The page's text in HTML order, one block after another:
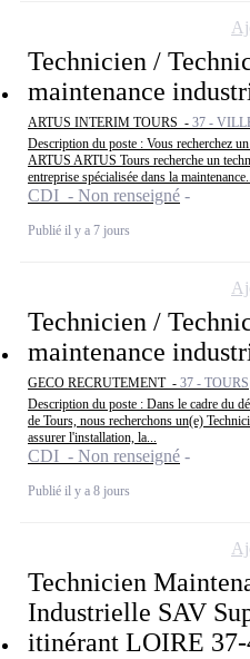
Technicien /
maintenance
ARTUS INTERIM TOURS - 37 -
Description du poste : Vous recherchez
ARTUS ARTUS Tours recherche un
entreprise spécialisée dans la
CDI - Non renseigné
Publié il y a 7 jours
Technicien /
maintenance
GECO RECRUTEMENT - 37 - TOURS
Description du poste : Dans le cadre du
de Tours, nous recherchons un(e)
assurer l'installation, la...
CDI - Non renseigné
Publié il y a 8 jours
Technicien
Industrielle SAV
itinérant LOIRE